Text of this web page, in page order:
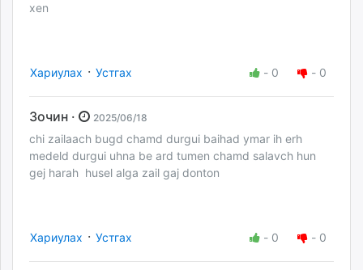
xen
Хариулах · Устгах - 0 - 0
Зочин · 2025/06/18
chi zailaach bugd chamd durgui baihad ymar ih erh
medeld durgui uhna be ard tumen chamd salavch hun
gej harah husel alga zail gaj donton
Хариулах · Устгах - 0 - 0